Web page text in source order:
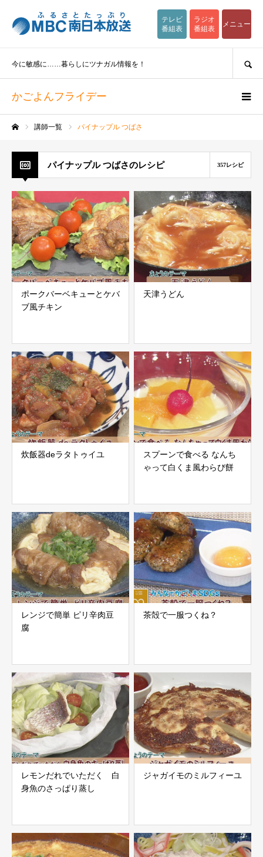
テレビ
番組表
ラジオ
番組表
メニュー
かごよんフライデー
今に敏感に……暮らしにツナガル情報を！
講師一覧 パイナップル つばさ
パイナップル つばさのレシピ 357レシピ
ポークバーベキューとケバ
ブ風チキン
天津うどん
炊飯器deラタトゥイユ
スプーンで食べる なんち
ゃって白くま風わらび餅
レンジで簡単 ピリ辛肉豆
腐
茶殻で一服つくね？
レモンだれでいただく 白
身魚のさっぱり蒸し
ジャガイモのミルフィーユ